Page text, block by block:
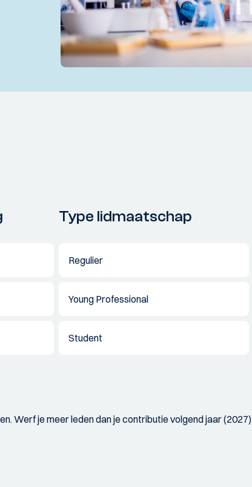
Type lidmaatschap
Regulier
Young Professional
Student
Werf je meer leden dan je contributie volgend jaar (2027)